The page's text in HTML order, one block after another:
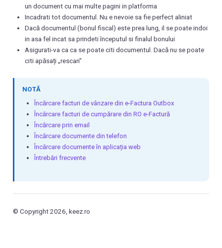
un document cu mai multe pagini in platforma
Incadrati tot documentul. Nu e nevoie sa fie perfect aliniat
Dacă documentul (bonul fiscal) este prea lung, il se poate indoi
in asa fel incat sa prindeti începutul si finalul bonului
Asigurati-va ca ca se poate citi documentul. Dacă nu se poate
citi apăsați „rescan”
NOTĂ
Încărcare facturi de vânzare din e-Factura Outbox
Încărcare facturi de cumpărare din RO e-Factură
Încărcare prin email
Încărcare documente din telefon
Încărcare documente în aplicația web
Întrebări frecvente
© Copyright 2026, keez.ro